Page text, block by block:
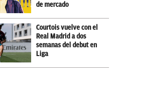
de mercado
Courtois vuelve con el
Real Madrid a dos
semanas del debut en
Liga